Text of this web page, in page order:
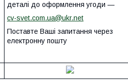
деталі до оформлення угоди —
cv-svet.com.ua@ukr.net
Поставте Ваші запитання через
електронну пошту